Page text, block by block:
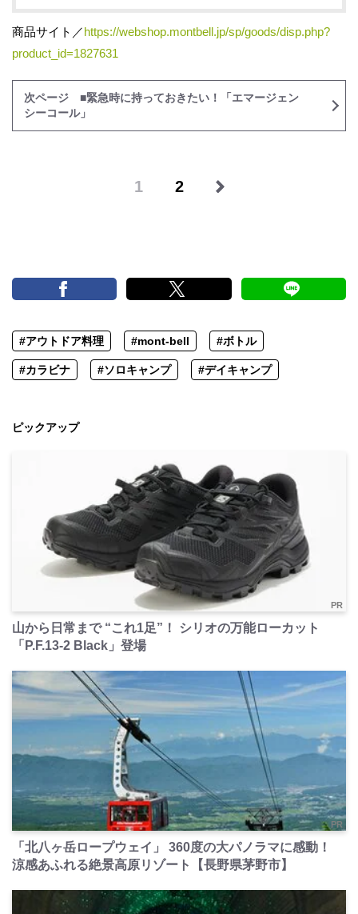
商品サイト／https://webshop.montbell.jp/sp/goods/disp.php?
product_id=1827631
次ページ ■緊急時に持っておきたい！「エマージェン
シーコール」
1 2
#アウトドア料理 #mont-bell #ボトル
#カラビナ #ソロキャンプ #デイキャンプ
ピックアップ
PR
山から日常まで “これ1足”！ シリオの万能ローカット
「P.F.13-2 Black」登場
PR
「北八ヶ岳ロープウェイ」 360度の大パノラマに感動！
涼感あふれる絶景高原リゾート【長野県茅野市】